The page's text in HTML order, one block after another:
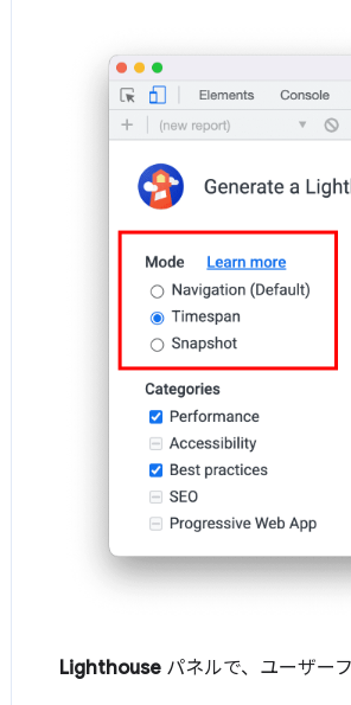
Lighthouse パネルで、ユーザー